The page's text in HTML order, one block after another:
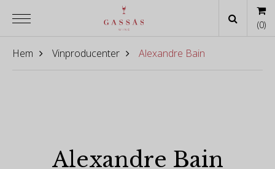
Hem Vinproducenter Alexandre Bain
Alexandre Bain
(0)